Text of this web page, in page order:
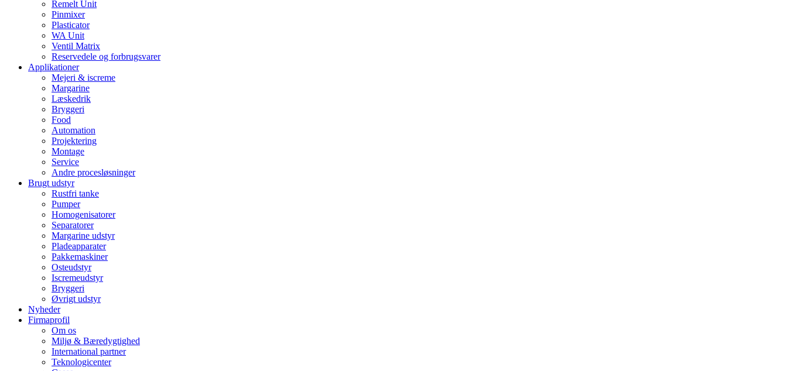
Remelt Unit
Pinmixer
Plasticator
WA Unit
Ventil Matrix
Reservedele og forbrugsvarer
Applikationer
Mejeri & iscreme
Margarine
Læskedrik
Bryggeri
Food
Automation
Projektering
Montage
Service
Andre procesløsninger
Brugt udstyr
Rustfri tanke
Pumper
Homogenisatorer
Separatorer
Margarine udstyr
Pladeapparater
Pakkemaskiner
Osteudstyr
Iscremeudstyr
Bryggeri
Øvrigt udstyr
Nyheder
Firmaprofil
Om os
Miljø & Bæredygtighed
International partner
Teknologicenter